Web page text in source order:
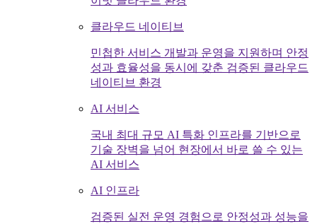
클라우드 네이티브
민첩한 서비스 개발과 운영을 지원하며 안정
성과 효율성을 동시에 갖춘 검증된 클라우드
네이티브 환경
AI 서비스
국내 최대 규모 AI 특화 인프라를 기반으로
기술 장벽을 넘어 현장에서 바로 쓸 수 있는
AI 서비스
AI 인프라
검증된 실전 운영 경험으로 안정성과 성능을